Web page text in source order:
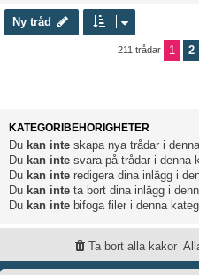
Ny tråd
211 trådar 1 2
KATEGORIBEHÖRIGHETER
Du kan inte skapa nya trådar i
Du kan inte svara på trådar i denna
Du kan inte redigera dina inlägg i
Du kan inte ta bort dina inlägg i
Du kan inte bifoga filer i denna
Ta bort alla kakor